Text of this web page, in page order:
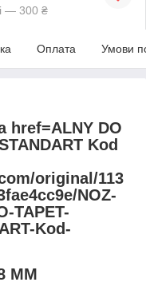
— 300 ₴
Оплата Умови
ALNY DO
Kod
original/113
NOZ-
TAPET-
Kod-
ММ